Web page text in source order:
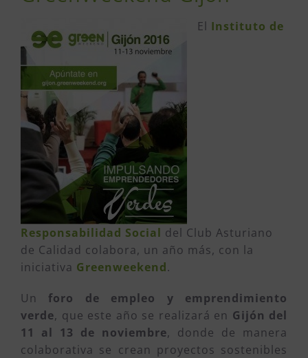
El Instituto de
Responsabilidad Social del Club Asturiano
de Calidad colabora, un año más, con la
iniciativa Greenweekend.
Un foro de empleo y emprendimiento
verde, que este año se realizará en Gijón del
11 al 13 de noviembre, donde de manera
colaborativa se crean proyectos sostenibles